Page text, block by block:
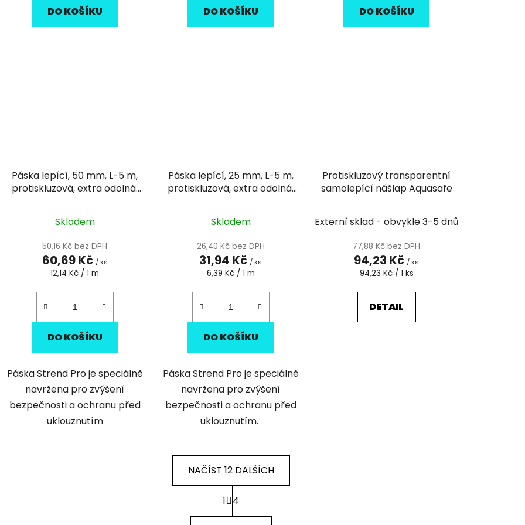
DO KOŠÍKU DO KOŠÍKU DO KOŠÍKU
Páska lepící, 50 mm, L-5 m,
protiskluzová, extra odolná,
Skladem
50,16 Kč bez DPH
60,69 Kč / ks
Měrná
12,14 Kč / 1 m
DO KOŠÍKU
Páska Strend Pro je speciálně
navržena pro zvýšení
bezpečnosti a ochranu před
uklouznutím
Páska lepící, 25 mm, L-5 m,
protiskluzová, extra odolná,
Skladem
26,40 Kč bez DPH
31,94 Kč / ks
Měrná
6,39 Kč / 1 m
DO KOŠÍKU
Páska Strend Pro je speciálně
navržena pro zvýšení
bezpečnosti a ochranu před
uklouznutím.
Protiskluzový transparentní
samolepící nášlap Aquasafe
Externí sklad - obvykle 3-5 dnů
77,88 Kč bez DPH
94,23 Kč / ks
Měrná
94,23 Kč / 1 ks
DETAIL
O
v
NAČÍST 12 DALŠÍCH
S
t
r
1 4